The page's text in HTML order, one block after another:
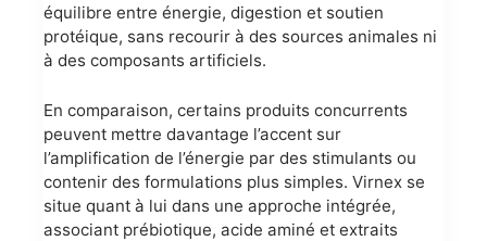
équilibre entre énergie, digestion et soutien
protéique, sans recourir à des sources animales ni
à des composants artificiels.
En comparaison, certains produits concurrents
peuvent mettre davantage l’accent sur
l’amplification de l’énergie par des stimulants ou
contenir des formulations plus simples. Virnex se
situe quant à lui dans une approche intégrée,
associant prébiotique, acide aminé et extraits